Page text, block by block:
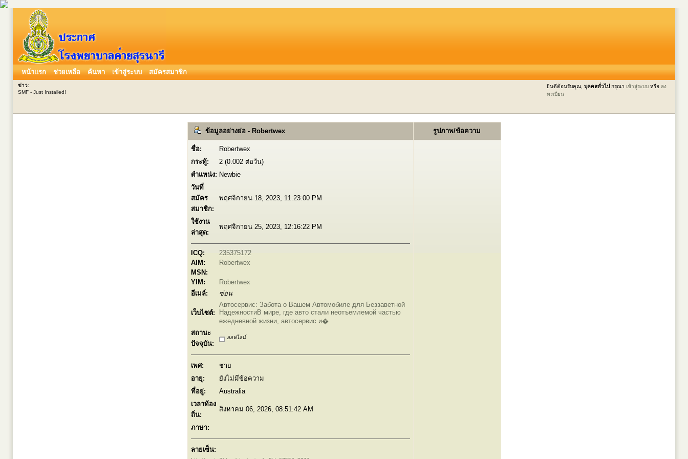
หน้าแรก ช่วยเหลือ ค้นหา เข้าสู่ระบบ สมัครสมาชิก
ยินดีต้อนรับคุณ, บุคคลทั่วไป กรุณา เข้าสู่ระบบ หรือ ลง
ทะเบียน
ข่าว:
SMF - Just Installed!
ข้อมูลอย่างย่อ - Robertwex รูปภาพ/ข้อความ
ชื่อ:
Robertwex
กระทู้:
2 (0.002 ต่อวัน)
ตำแหน่ง: Newbie
วันที่
สมัคร
สมาชิก:
พฤศจิกายน 18, 2023, 11:23:00 PM
ใช้งาน
ล่าสุด:
พฤศจิกายน 25, 2023, 12:16:22 PM
ICQ:
235375172
AIM:
Robertwex
MSN:
YIM:
Robertwex
อีเมล์:
ซ่อน
เว็บไซต์:
Автосервис: Забота о Вашем Автомобиле для Беззаветной
НадежностиВ мире, где авто стали неотъемлемой частью
ежедневной жизни, автосервис и�
สถานะ
ปัจจุบัน:
ออฟไลน์
เพศ:
ชาย
อายุ:
ยังไม่มีข้อความ
ที่อยู่:
Australia
เวลาท้อง
ถิ่น:
สิงหาคม 06, 2026, 08:51:42 AM
ภาษา:
ลายเซ็น: